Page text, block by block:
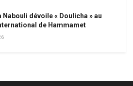
Nabouli dévoile « Doulicha » au
de Hammamet